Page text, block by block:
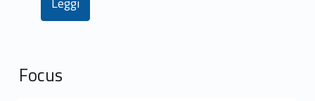
Focus